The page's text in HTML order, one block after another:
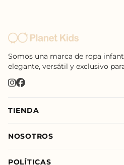
Somos una marca de ropa
elegante, versátil y exclusivo
TIENDA
Niño
NOSOTROS
POLÍTICAS